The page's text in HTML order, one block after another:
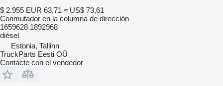
$ 2.955 EUR 63,71 ≈ US$ 73,61
Conmutador en la columna de dirección
1659628 1892968
diésel
Estonia, Tallinn
TruckParts Eesti OÜ
Contacte con el vendedor